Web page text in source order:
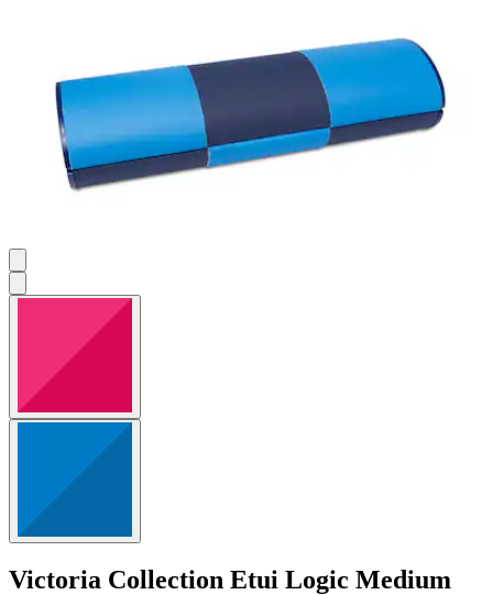
Victoria Collection Etui Logic Medium